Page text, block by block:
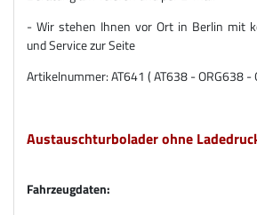
- Wir stehen Ihnen vor Ort in Berlin mit
und Service zur Seite
Artikelnummer: AT641 ( AT638 - ORG638 -
Austauschturbolader ohne
Fahrzeugdaten: